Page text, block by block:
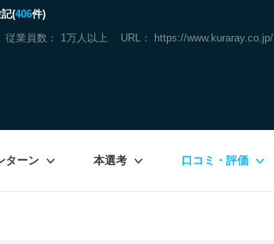
(406件)
従業員数： 1万人以上 URL： https://www.kuraray.co.jp/
ターン 本選考 口コミ・評価